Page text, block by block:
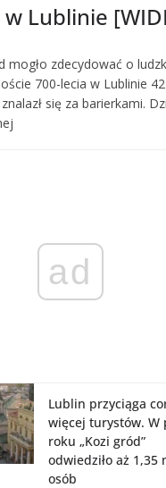
Lublinie
mogło zdecydować o
700-lecia w Lublinie
się za barierkami.
ad
Lublin przyciąga
więcej turystów. W
roku „Kozi gród”
odwiedziło aż 1,35
osób